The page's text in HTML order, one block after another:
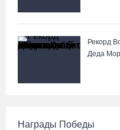
Рекорд
Деда
Награды Победы